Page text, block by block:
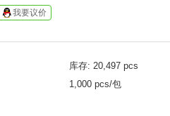
我要议价
库存: 20,497 pcs
1,000 pcs/包